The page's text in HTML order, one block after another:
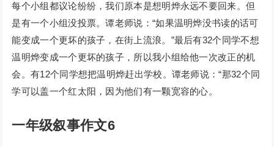
每个小组都议论纷纷，我们原本是想明烨永远不要回来。但
是有一个小组没投票。谭老师说：“如果温明烨没书读的话可
能变成一个更坏的孩子，在街上流浪。”最后有32个同学不想
温明烨变成一个更坏的孩子，所以我小组给他一次改正的机
会。有12个同学想把温明烨赶出学校。谭老师说：“那32个同
学可以盖一个红太阳，因为他们有一颗宽容的心。
一年级叙事作文6